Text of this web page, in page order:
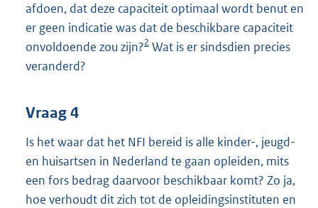
afdoen, dat deze capaciteit optimaal wordt benut en
er geen indicatie was dat de beschikbare capaciteit
onvoldoende zou zijn?2 Wat is er sindsdien precies
veranderd?
Vraag 4
Is het waar dat het NFI bereid is alle kinder-, jeugd-
en huisartsen in Nederland te gaan opleiden, mits
een fors bedrag daarvoor beschikbaar komt? Zo ja,
hoe verhoudt dit zich tot de opleidingsinstituten en